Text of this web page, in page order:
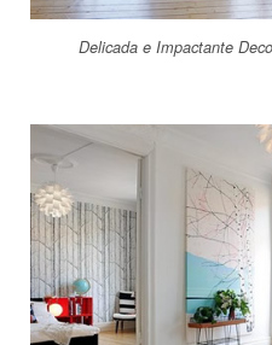
Delicada e Impactante